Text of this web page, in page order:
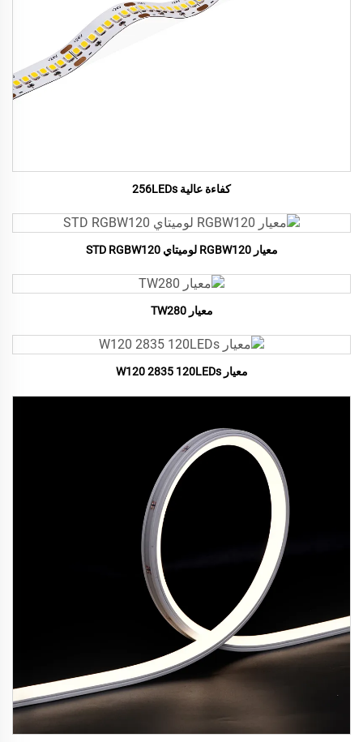
كفاءة عالية 256LEDs
معيار RGBW120 لوميتاي STD RGBW120
معيار TW280
معيار W120 2835 120LEDs